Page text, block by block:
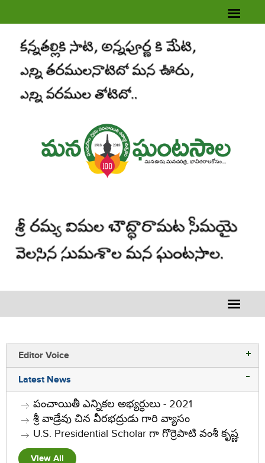
Editor Voice
Latest News
పంచాయితీ ఎన్నికల అభ్యర్ధులు - 2021
శ్రీ వాడ్రేవు చిన వీరభద్రుడు గారి వ్యాసం
U.S. Presidential Scholar గా గొర్రెపాటి వంశీ కృష్ణ
View All